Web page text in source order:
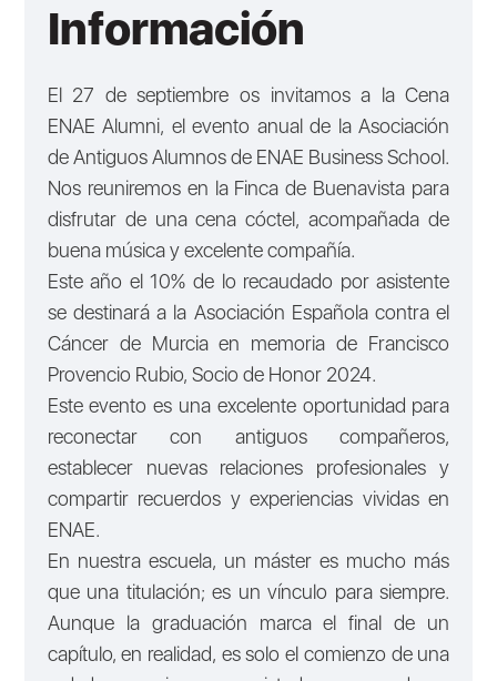
Información
El 27 de septiembre os invitamos a la Cena
ENAE Alumni, el evento anual de la Asociación
de Antiguos Alumnos de ENAE Business School.
Nos reuniremos en la Finca de Buenavista para
disfrutar de una cena cóctel, acompañada de
buena música y excelente compañía.
Este año el 10% de lo recaudado por asistente
se destinará a la Asociación Española contra el
Cáncer de Murcia en memoria de Francisco
Provencio Rubio, Socio de Honor 2024.
Este evento es una excelente oportunidad para
reconectar con antiguos compañeros,
establecer nuevas relaciones profesionales y
compartir recuerdos y experiencias vividas en
ENAE.
En nuestra escuela, un máster es mucho más
que una titulación; es un vínculo para siempre.
Aunque la graduación marca el final de un
capítulo, en realidad, es solo el comienzo de una